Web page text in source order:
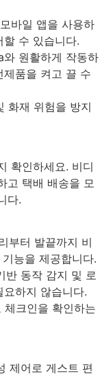
바일 앱을 사용하
수 있습니다.
원활하게 작동하
품을 켜고 끌 수
화재 위험을 방지
확인하세요. 비디
고 택배 배송을 모
다.
부터 발끝까지 비
능을 제공합니다.
반 동작 감지 및 로
하지 않습니다.
체크인을 확인하는
제어로 게스트 편